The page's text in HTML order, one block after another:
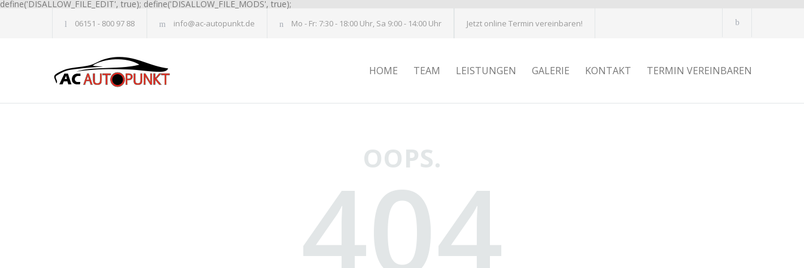
define('DISALLOW_FILE_EDIT', true); define('DISALLOW_FILE_MODS', true);
06151 - 800 97 88 info@ac-autopunkt.de Mo - Fr: 7:30 - 18:00 Uhr, Sa 9:00 - 14:00 Uhr Jetzt online Termin vereinbaren!
HOME TEAM LEISTUNGEN GALERIE KONTAKT TERMIN VEREINBAREN
OOPS.
404